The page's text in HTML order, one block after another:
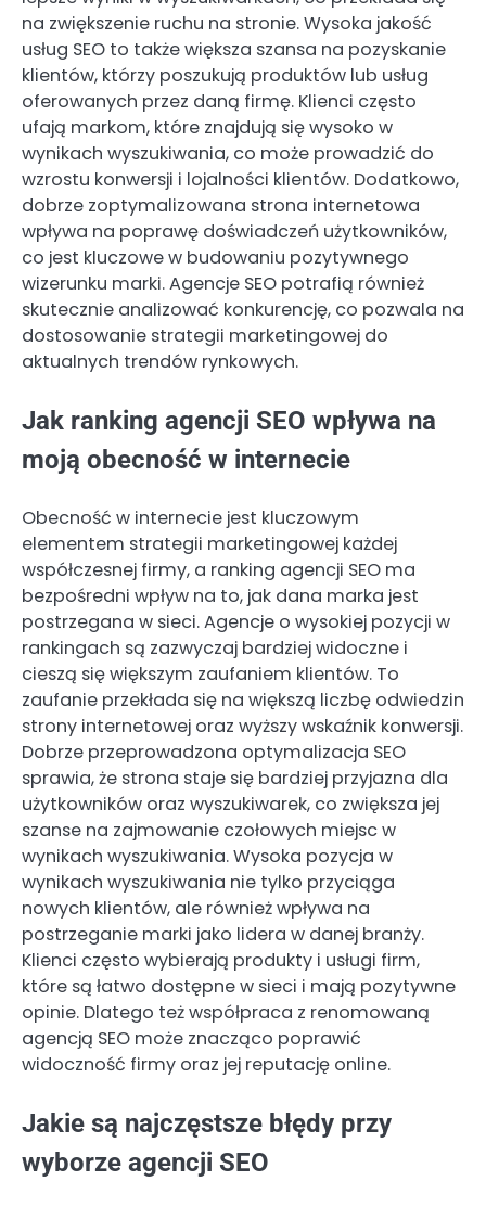
na zwiększenie ruchu na stronie. Wysoka jakość
usług SEO to także większa szansa na pozyskanie
klientów, którzy poszukują produktów lub usług
oferowanych przez daną firmę. Klienci często
ufają markom, które znajdują się wysoko w
wynikach wyszukiwania, co może prowadzić do
wzrostu konwersji i lojalności klientów. Dodatkowo,
dobrze zoptymalizowana strona internetowa
wpływa na poprawę doświadczeń użytkowników,
co jest kluczowe w budowaniu pozytywnego
wizerunku marki. Agencje SEO potrafią również
skutecznie analizować konkurencję, co pozwala na
dostosowanie strategii marketingowej do
aktualnych trendów rynkowych.
Jak ranking agencji SEO wpływa na
moją obecność w internecie
Obecność w internecie jest kluczowym
elementem strategii marketingowej każdej
współczesnej firmy, a ranking agencji SEO ma
bezpośredni wpływ na to, jak dana marka jest
postrzegana w sieci. Agencje o wysokiej pozycji w
rankingach są zazwyczaj bardziej widoczne i
cieszą się większym zaufaniem klientów. To
zaufanie przekłada się na większą liczbę odwiedzin
strony internetowej oraz wyższy wskaźnik konwersji.
Dobrze przeprowadzona optymalizacja SEO
sprawia, że strona staje się bardziej przyjazna dla
użytkowników oraz wyszukiwarek, co zwiększa jej
szanse na zajmowanie czołowych miejsc w
wynikach wyszukiwania. Wysoka pozycja w
wynikach wyszukiwania nie tylko przyciąga
nowych klientów, ale również wpływa na
postrzeganie marki jako lidera w danej branży.
Klienci często wybierają produkty i usługi firm,
które są łatwo dostępne w sieci i mają pozytywne
opinie. Dlatego też współpraca z renomowaną
agencją SEO może znacząco poprawić
widoczność firmy oraz jej reputację online.
Jakie są najczęstsze błędy przy
wyborze agencji SEO